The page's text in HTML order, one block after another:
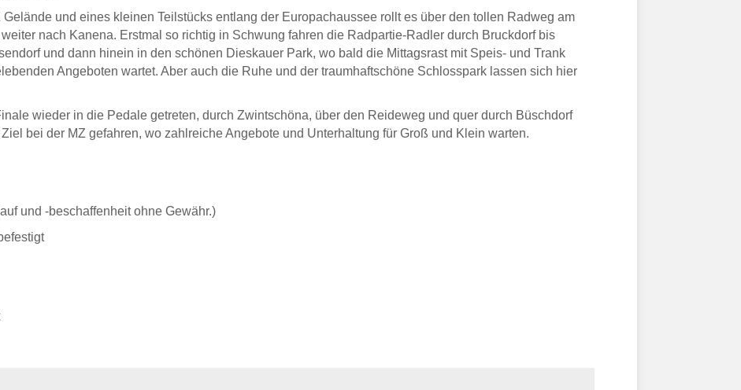
Gelände und eines kleinen Teilstücks entlang der Europachaussee rollt es über den tollen Radweg am
nach Kanena. Erstmal so richtig in Schwung fahren die Radpartie-Radler durch Bruckdorf bis
und dann hinein in den schönen Dieskauer Park, wo bald die Mittagsrast mit Speis- und Trank
Angeboten wartet. Aber auch die Ruhe und der traumhaftschöne Schlosspark lassen sich hier
wieder in die Pedale getreten, durch Zwintschöna, über den Reideweg und quer durch Büschdorf
bei der MZ gefahren, wo zahlreiche Angebote und Unterhaltung für Groß und Klein warten.
und -beschaffenheit ohne Gewähr.)